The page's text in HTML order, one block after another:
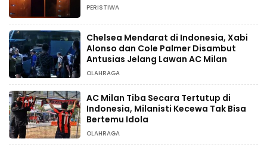
PERISTIWA
Chelsea Mendarat di Indonesia, Xabi
Alonso dan Cole Palmer Disambut
Antusias Jelang Lawan AC Milan
OLAHRAGA
AC Milan Tiba Secara Tertutup di
Indonesia, Milanisti Kecewa Tak Bisa
Bertemu Idola
OLAHRAGA